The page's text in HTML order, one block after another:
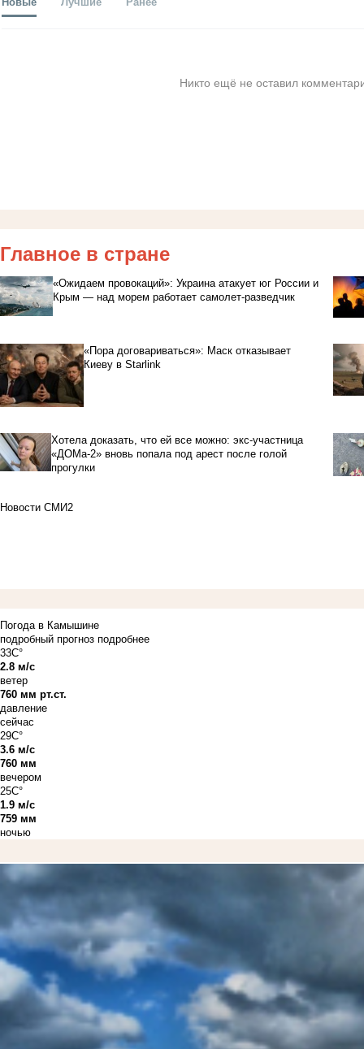
Никто ещё не оставил
Главное в стране
«Ожидаем провокаций»: Украина атакует юг России и
Крым — над морем работает самолет-разведчик
«Пора договариваться»: Маск отказывает
Киеву в Starlink
Хотела доказать, что ей все можно: экс-участница
«ДОМа-2» вновь попала под арест после голой
прогулки
Новости СМИ2
Погода в Камышине
подробный прогноз подробнее
33C°
2.8 м/с
ветер
760 мм рт.ст.
давление
сейчас
29C°
3.6 м/с
760 мм
вечером
25C°
1.9 м/с
759 мм
ночью